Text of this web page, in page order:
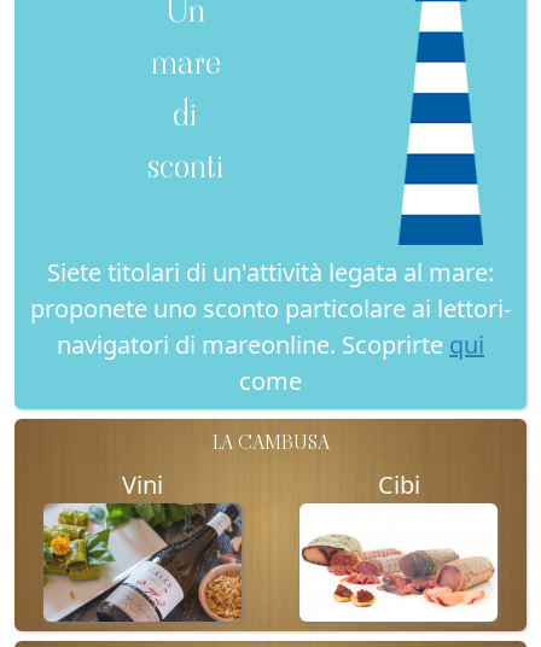
mare
di
sconti
Siete titolari di un'attività legata al mare:
proponete uno sconto particolare ai lettori-
navigatori di mareonline. Scoprirte qui
come
LA CAMBUSA
Vini Cibi